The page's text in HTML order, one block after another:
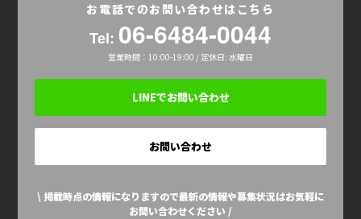
お電話でのお問い合わせはこちら
Tel: 06-6484-0044
営業時間：10:00-19:00 / 定休日: 水曜日
LINEでお問い合わせ
お問い合わせ
\ 掲載時点の情報になりますので最新の情報や募集状況はお気軽に
お問い合わせください /